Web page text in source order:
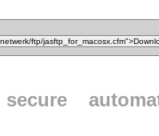
secure